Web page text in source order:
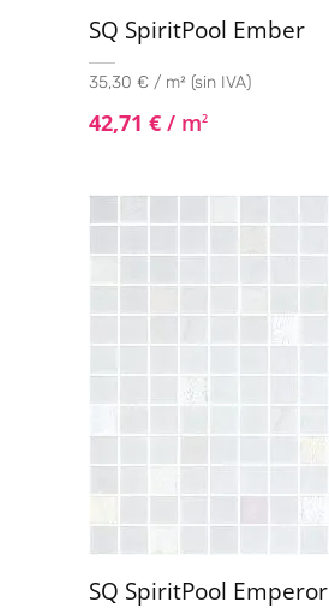
50x100
60,5x60,5 - 20mm
60x60 (44)
60x120 (37)
62.5x31
(1)
75x150(1)
76x76 (1)
100x100 (18)
SQ SpiritPool Ember
35,30 € / m² (sin IVA)
42,71 € / m2
SQ SpiritPool Emperor